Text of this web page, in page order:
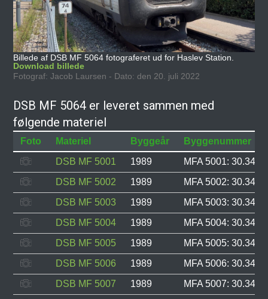
Billede af DSB MF 5064 fotograferet ud for Haslev Station.
Download billede
Fotograf: Jacob Laursen - Dato: den 20. juli 2022
DSB MF 5064 er leveret sammen med
følgende materiel
Foto Materiel Byggeår
Byggenummer
DSB MF 5001
1989
MFA 5001:
DSB MF 5002
1989
MFA 5002:
DSB MF 5003
1989
MFA 5003:
DSB MF 5004
1989
MFA 5004:
DSB MF 5005
1989
MFA 5005:
DSB MF 5006
1989
MFA 5006:
DSB MF 5007
1989
MFA 5007: